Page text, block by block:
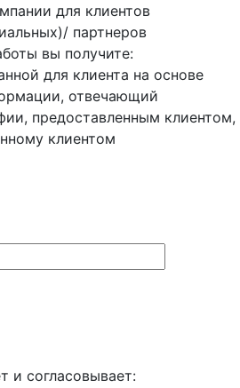
для клиентов
партнеров
вы получите:
для клиента на основе
отвечающий
предоставленным клиентом,
клиентом
и согласовывает: